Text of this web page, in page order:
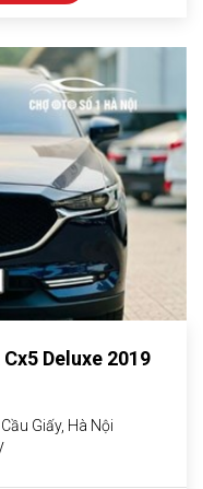
Deluxe 2019
Giấy, Hà Nội